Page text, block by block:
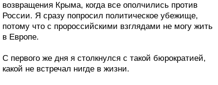
возвращения Крыма, когда все ополчились против
России. Я сразу попросил политическое убежище,
потому что с пророссийскими взглядами не могу жить
в Европе.
С первого же дня я столкнулся с такой бюрократией,
какой не встречал нигде в жизни.